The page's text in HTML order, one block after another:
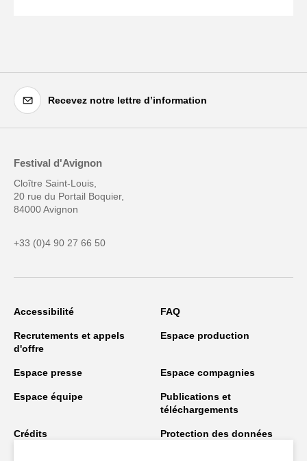
Recevez notre lettre d’information
Festival d'Avignon
Cloître Saint-Louis,
20 rue du Portail Boquier,
84000 Avignon
+33 (0)4 90 27 66 50
Accessibilité FAQ
Recrutements et appels
d'offre
Espace production
Espace presse Espace compagnies
Espace équipe
Publications et
téléchargements
Crédits
Protection des données